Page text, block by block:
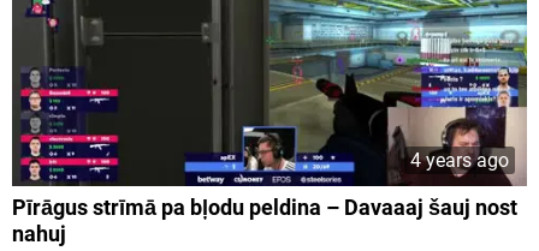
4 years ago
Pīrāgus strīmā pa bļodu peldina – Davaaaj šauj nost
nahuj